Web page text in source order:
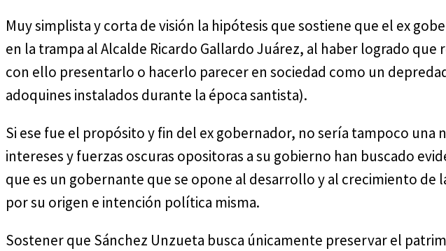
Muy simplista y corta de visión la hipótesis que sostiene que el ex
en la trampa al Alcalde Ricardo Gallardo Juárez, al haber logrado
con ello presentarlo o hacerlo parecer en sociedad como un
adoquines instalados durante la época santista).
Si ese fue el propósito y fin del ex gobernador, no sería tampoco una
intereses y fuerzas oscuras opositoras a su gobierno han buscado
que es un gobernante que se opone al desarrollo y al crecimiento de
por su origen e intención política misma.
Sostener que Sánchez Unzueta busca únicamente preservar el